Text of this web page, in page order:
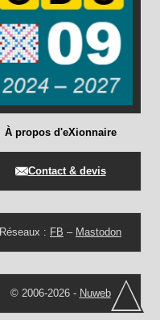
À propos d'eXionnaire
Contact & devis
Réseaux : FB – Mastodon
© 2006-2026 - Nuweb